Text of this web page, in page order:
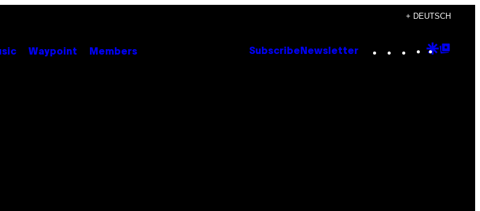
+ DEUTSCH
Waypoint Members Subscribe Newsletter Instagram
TikTok
YouTube
Google